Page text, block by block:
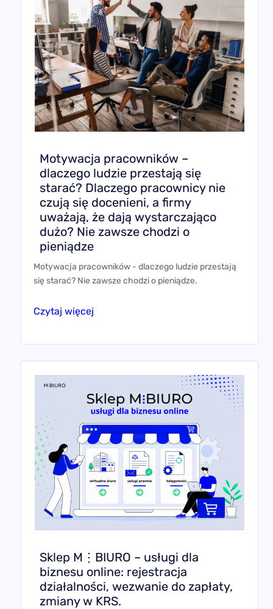
Motywacja pracowników –
dlaczego ludzie przestają się
starać? Dlaczego pracownicy nie
czują się docenieni, a firmy
uważają, że dają wystarczająco
dużo? Nie zawsze chodzi o
pieniądze
Motywacja pracowników - dlaczego ludzie przestają
się starać? Nie zawsze chodzi o pieniądze.
Czytaj więcej
Sklep M⋮BIURO – usługi dla
biznesu online: rejestracja
działalności, wezwanie do zapłaty,
zmiany w KRS.